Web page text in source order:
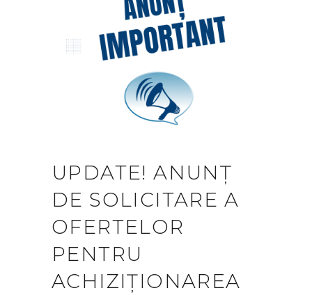
UPDATE! ANUNȚ
DE SOLICITARE A
OFERTELOR
PENTRU
ACHIZIȚIONAREA